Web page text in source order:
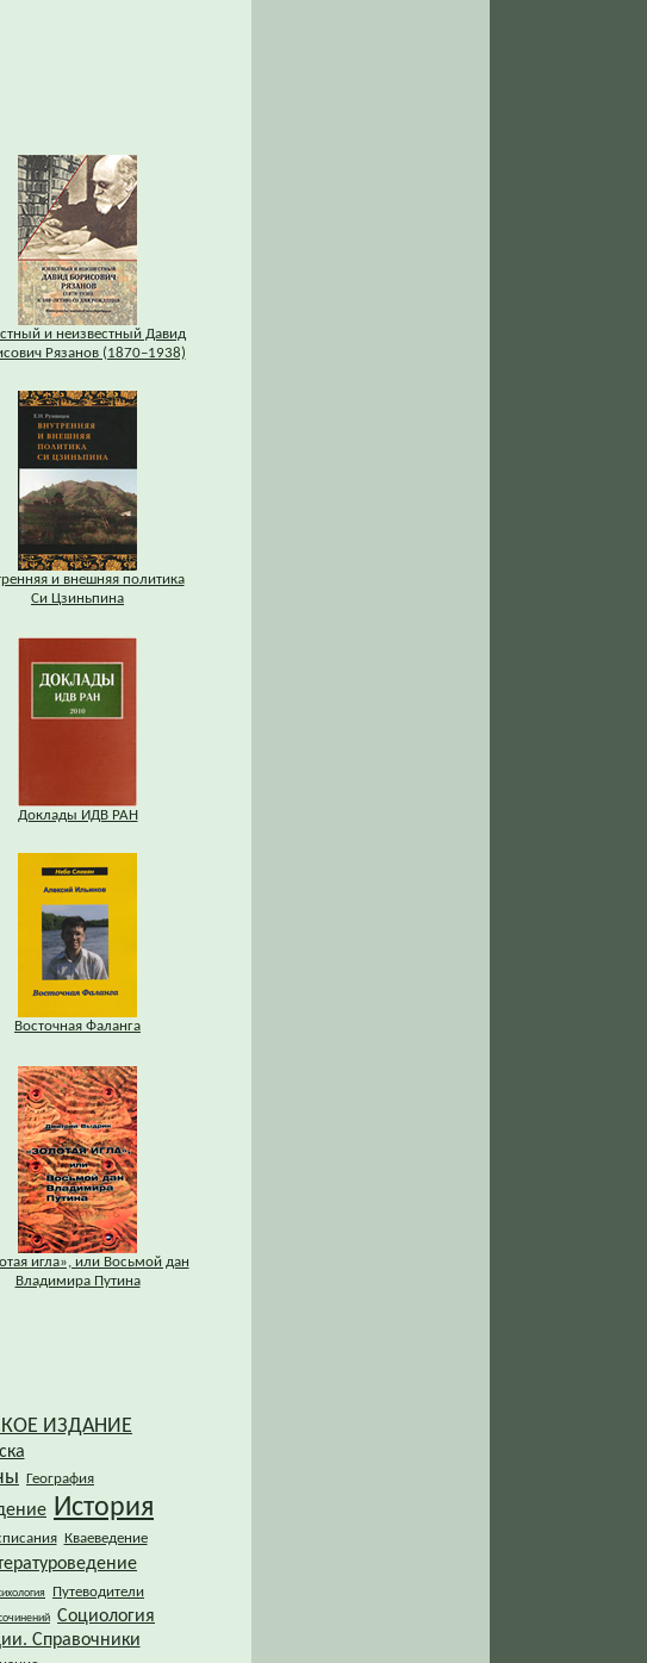
и неизвестный Давид
Рязанов (1870–1938)
и внешняя политика
Си Цзиньпина
Доклады ИДВ РАН
Восточная Фаланга
игла», или Восьмой дан
Владимира Путина
ИЗДАНИЕ
География
История
Кваеведение
Путеводители
Социология
Справочники